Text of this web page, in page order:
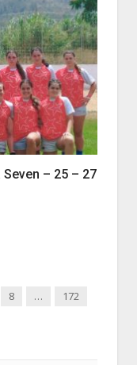
– 25 – 27
8 …
172